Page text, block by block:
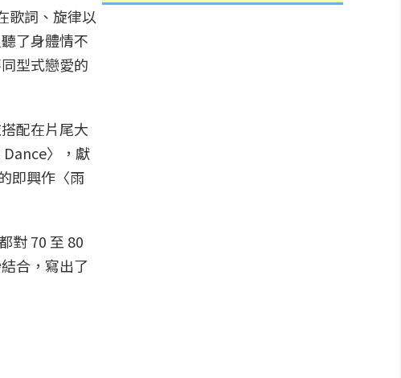
歌詞、旋律以
了身體情不
型式戀愛的
配在片尾大
〉，獻
即興作〈雨
對 70 至 80
合，寫出了